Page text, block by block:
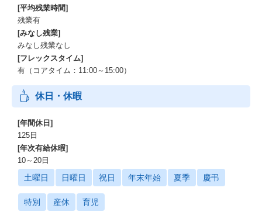
[平均残業時間]
残業有
[みなし残業]
みなし残業なし
[フレックスタイム]
有（コアタイム：11:00～15:00）
休日・休暇
[年間休日]
125日
[年次有給休暇]
10～20日
土曜日 日曜日 祝日 年末年始 夏季 慶弔
特別 産休 育児